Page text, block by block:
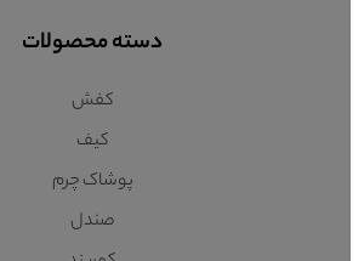
دسته محصولات
کفش
کیف
پوشاک چرم
صندل